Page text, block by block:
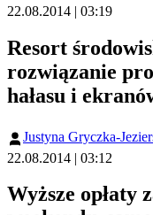
22.08.2014 | 03:19
Resort
rozwiązanie
hałasu i
Justyna Gryczka-
22.08.2014 | 03:12
Wyższe opłaty